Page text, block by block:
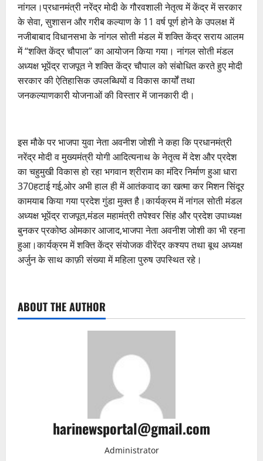
नांगल।प्रधानमंत्री नरेंद्र मोदी के गौरवशाली नेतृत्व में केंद्र में सरकार
के सेवा, सुशासन और गरीब कल्याण के 11 वर्ष पूर्ण होने के उपलक्ष में
नजीबाबाद विधानसभा के नांगल सोती मंडल में शक्ति केंद्र सराय आलम
में “शक्ति केंद्र चौपाल” का आयोजन किया गया। नांगल सोती मंडल
अध्यक्ष भूपेंद्र राजपूत ने शक्ति केंद्र चौपाल को संबोधित करते हुए मोदी
सरकार की ऐतिहासिक उपलब्धियों व विकास कार्यों तथा
जनकल्याणकारी योजनाओं की विस्तार में जानकारी दी।
इस मौके पर भाजपा युवा नेता अवनीश जोशी ने कहा कि प्रधानमंत्री
नरेंद्र मोदी व मुख्यमंत्री योगी आदित्यनाथ के नेतृत्व में देश और प्रदेश
का चहुमुखी विकास हो रहा भगवान श्रीराम का मंदिर निर्माण हुआ धारा
370हटाई गई,ओर अभी हाल ही में आतंकवाद का खत्मा कर मिशन सिंदूर
कामयाब किया गया प्रदेश गुंडा मुक्त है।कार्यक्रम में नांगल सोती मंडल
अध्यक्ष भूपेंद्र राजपूत,मंडल महामंत्री तपेश्वर सिंह और प्रदेश उपाध्यक्ष
बुनकर प्रकोष्ठ ओमकार आजाद,भाजपा नेता अवनीश जोशी का भी रहना
हुआ।कार्यक्रम में शक्ति केंद्र संयोजक वीरेंद्र कश्यप तथा बूथ अध्यक्ष
अर्जुन के साथ काफ़ी संख्या में महिला पुरुष उपस्थित रहे।
ABOUT THE AUTHOR
harinewsportal@gmail.com
Administrator